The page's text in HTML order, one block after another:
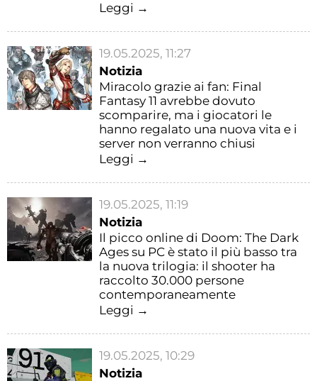
Leggi →
19.05.2025, 11:27
Notizia
Miracolo grazie ai fan: Final
Fantasy 11 avrebbe dovuto
scomparire, ma i giocatori le
hanno regalato una nuova vita e i
server non verranno chiusi
Leggi →
19.05.2025, 11:19
Notizia
Il picco online di Doom: The Dark
Ages su PC è stato il più basso tra
la nuova trilogia: il shooter ha
raccolto 30.000 persone
contemporaneamente
Leggi →
19.05.2025, 10:29
Notizia